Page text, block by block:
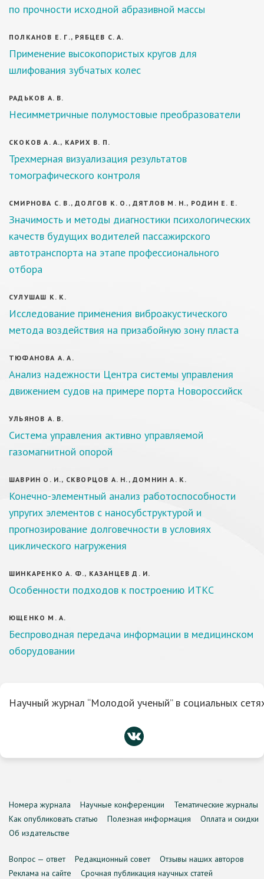
по прочности исходной абразивной массы
ПОЛКАНОВ Е. Г., РЯБЦЕВ С. А.
Применение высокопористых кругов для
шлифования зубчатых колес
РАДЬКОВ А. В.
Несимметричные полумостовые преобразователи
СКОКОВ А. А., КАРИХ В. П.
Трехмерная визуализация результатов
томографического контроля
СМИРНОВА С. В., ДОЛГОВ К. О., ДЯТЛОВ М. Н., РОДИН Е. Е.
Значимость и методы диагностики психологических
качеств будущих водителей пассажирского
автотранспорта на этапе профессионального
отбора
СУЛУШАШ К. К.
Исследование применения виброакустического
метода воздействия на призабойную зону пласта
ТЮФАНОВА А. А.
Анализ надежности Центра системы управления
движением судов на примере порта Новороссийск
УЛЬЯНОВ А. В.
Система управления активно управляемой
газомагнитной опорой
ШАВРИН О. И., СКВОРЦОВ А. Н., ДОМНИН А. К.
Конечно-элементный анализ работоспособности
упругих элементов с наносубструктурой и
прогнозирование долговечности в условиях
циклического нагружения
ШИНКАРЕНКО А. Ф., КАЗАНЦЕВ Д. И.
Особенности подходов к построению ИТКС
ЮЩЕНКО М. А.
Беспроводная передача информации в медицинском
оборудовании
Научный журнал “Молодой ученый” в социальных
Номера журнала Научные конференции
Тематические журналы
Как опубликовать статью
Полезная информация
Оплата и скидки
Об издательстве
Вопрос — ответ Редакционный совет
Отзывы наших авторов
Реклама на сайте
Срочная публикация научных статей